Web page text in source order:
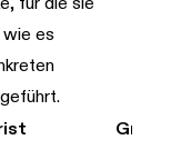
es
Grund